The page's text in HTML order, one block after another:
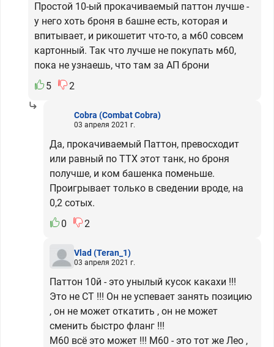
Простой 10-ый прокачиваемый паттон лучше -
у него хоть броня в башне есть, которая и
впитывает, и рикошетит что-то, а м60 совсем
картонный. Так что лучше не покупать м60,
пока не узнаешь, что там за АП брони
5
2
Cobra (Combat Cobra)
03 апреля 2021 г.
Да, прокачиваемый Паттон, превосходит
или равный по ТТХ этот танк, но броня
получше, и ком башенка поменьше.
Проигрывает только в сведении вроде, на
0,2 сотых.
0
2
Vlad(Teran_1)
03 апреля 2021 г.
Паттон 10й - это унылый кусок какахи !!!
Это не СТ !!! Он не успевает занять позицию
, он не может откатить , он не может
сменить быстро фланг !!!
М60 всё это может !!! М60 - это тот же Лео ,